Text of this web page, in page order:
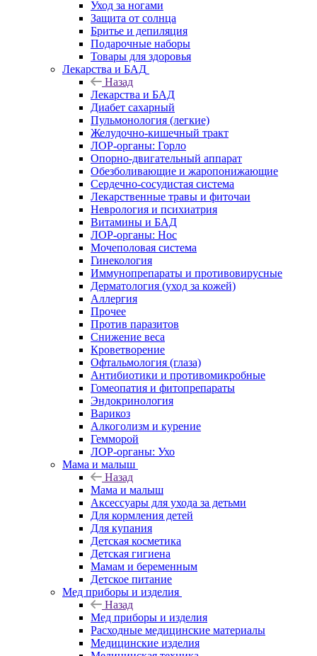
Уход за ногами
Защита от солнца
Бритье и депиляция
Подарочные наборы
Товары для здоровья
Лекарства и БАД
Назад
Лекарства и БАД
Диабет сахарный
Пульмонология (легкие)
Желудочно-кишечный тракт
ЛОР-органы: Горло
Опорно-двигательный аппарат
Обезболивающие и жаропонижающие
Сердечно-сосудистая система
Лекарственные травы и фиточаи
Неврология и психиатрия
Витамины и БАД
ЛОР-органы: Нос
Мочеполовая система
Гинекология
Иммунопрепараты и противовирусные
Дерматология (уход за кожей)
Аллергия
Прочее
Против паразитов
Снижение веса
Кроветворение
Офтальмология (глаза)
Антибиотики и противомикробные
Гомеопатия и фитопрепараты
Эндокринология
Варикоз
Алкоголизм и курение
Гемморой
ЛОР-органы: Ухо
Мама и малыш
Назад
Мама и малыш
Аксессуары для ухода за детьми
Для кормления детей
Для купания
Детская косметика
Детская гигиена
Мамам и беременным
Детское питание
Мед приборы и изделия
Назад
Мед приборы и изделия
Расходные медицинские материалы
Медицинские изделия